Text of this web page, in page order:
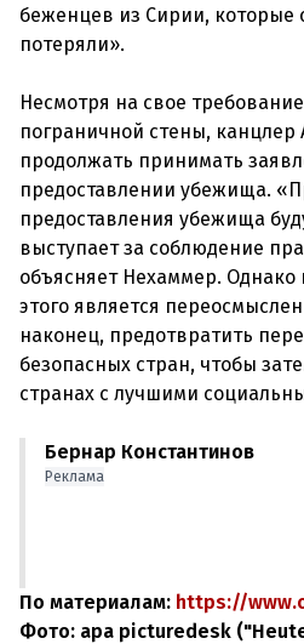
беженцев из Сирии, которые
потеряли».
Несмотря на свое
пограничной стены, канцлер
продолжать принимать
предоставлении убежища.
предоставления убежища
выступает за соблюдение
объясняет Нехаммер. Однако
этого является
наконец, предотвратить
безопасных стран, чтобы
Бернар Константинов
Реклама
По материалам: https://
Фото: apa picturedesk